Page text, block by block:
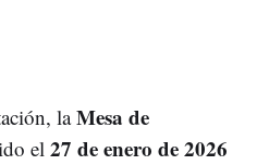
laMesa de
el27 de enero de 2026